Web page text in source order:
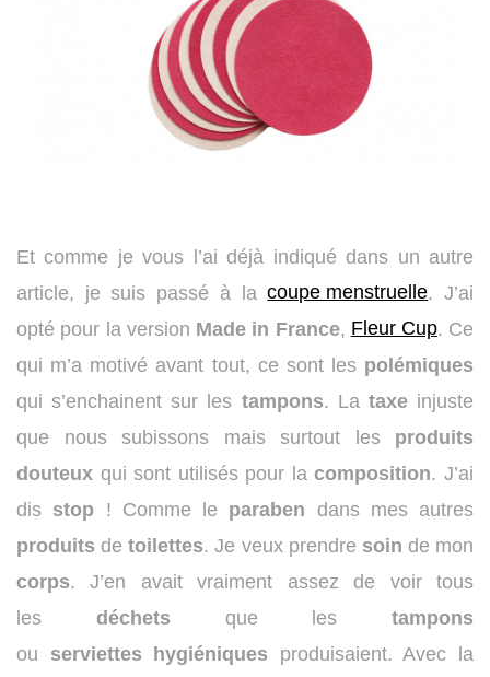
Et comme je vous l’ai déjà indiqué dans un autre
article, je suis passé à lacoupe menstruelle. J’ai
opté pour la version Made in France, Fleur Cup. Ce
qui m’a motivé avant tout, ce sont les polémiques
qui s’enchainent sur les tampons. La taxeinjuste
que nous subissons mais surtout les produits
douteux qui sont utilisés pour lacomposition. J’ai
dis stop ! Comme le paraben dans mes autres
produits detoilettes. Je veux prendre soin de mon
corps. J’en avait vraiment assez de voir tous
les déchets que les tampons
ou serviettes hygiéniques produisaient. Avec la